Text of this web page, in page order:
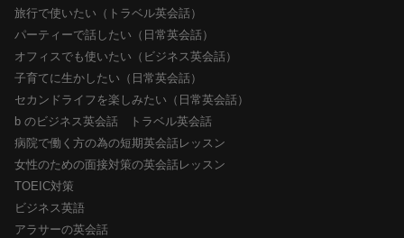
旅行で使いたい（トラベル英会話）
パーティーで話したい（日常英会話）
オフィスでも使いたい（ビジネス英会話）
子育てに生かしたい（日常英会話）
セカンドライフを楽しみたい（日常英会話）
b のビジネス英会話 トラベル英会話
病院で働く方の為の短期英会話レッスン
女性のための面接対策の英会話レッスン
TOEIC対策
ビジネス英語
アラサーの英会話